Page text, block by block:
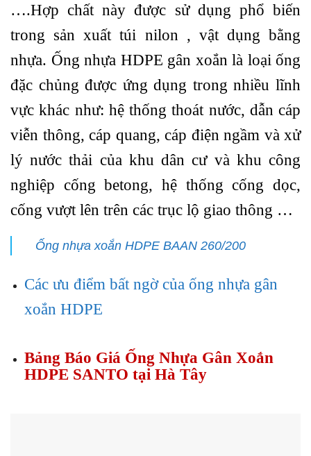
….Hợp chất này được sử dụng phổ biến
trong sản xuất túi nilon , vật dụng bằng
nhựa. Ống nhựa HDPE gân xoắn là loại ống
đặc chủng được ứng dụng trong nhiều lĩnh
vực khác như: hệ thống thoát nước, dẫn cáp
viễn thông, cáp quang, cáp điện ngầm và xử
lý nước thải của khu dân cư và khu công
nghiệp cống betong, hệ thống cống dọc,
cống vượt lên trên các trục lộ giao thông …
Ống nhựa xoắn HDPE BAAN 260/200
Các ưu điểm bất ngờ của ống nhựa gân
xoắn HDPE
Bảng Báo Giá Ống Nhựa Gân Xoắn
HDPE SANTO tại Hà Tây